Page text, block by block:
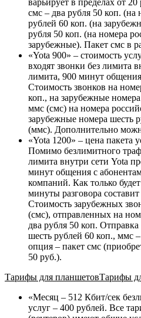
смс – два рубля 50 коп. (на
рублей 60 коп. (на
рубля 50 коп. (на номера
зарубежные). Пакет смс в
«Yota 900» – стоимость
входят звонки без лимита
лимита, 900 минут
Стоимость звонков на
коп., на зарубежные
ммс (смс) на номера
зарубежные номера шесть
(ммс). Дополнительно
«Yota 1200» – цена пакета
Помимо безлимитного
лимита внутри сети Yota
минут общения с
компаний. Как только
минуты разговора
Стоимость зарубежных
(смс), отправленных на
два рубля 50 коп.
шесть рублей 60 коп., ммс
опция – пакет смс
50 руб.).
Тарифы для планшетовТарифы
«Месяц – 512 Кбит/сек
услуг – 400 рублей. Все